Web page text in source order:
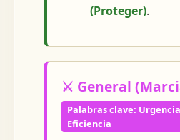
(Proteger).
⚔️ General
Palabras clave:
Eficiencia